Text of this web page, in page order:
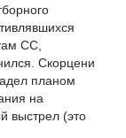
СС,
Скорцени
планом
на
выстрел (это